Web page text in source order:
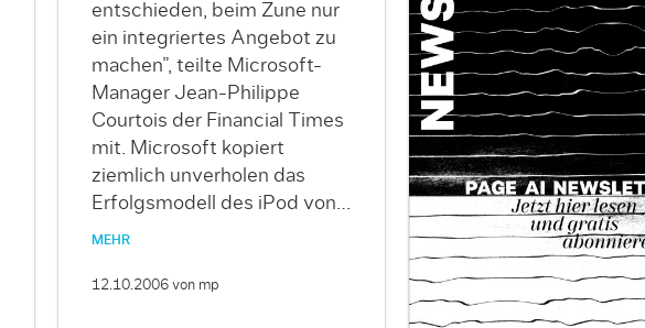
entschieden, beim Zune nur
ein integriertes Angebot zu
machen”, teilte Microsoft-
Manager Jean-Philippe
Courtois der Financial Times
mit. Microsoft kopiert
ziemlich unverholen das
Erfolgsmodell des iPod von…
MEHR
12.10.2006 von mp